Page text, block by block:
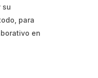
su
para
en